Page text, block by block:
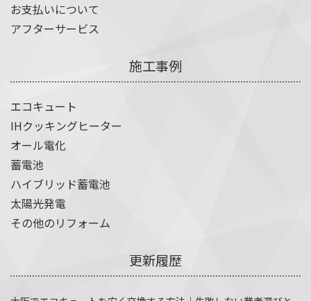
お支払いについて
アフターサービス
施工事例
エコキュート
IHクッキングヒーター
オール電化
蓄電池
ハイブリッド蓄電池
太陽光発電
その他のリフォーム
更新履歴